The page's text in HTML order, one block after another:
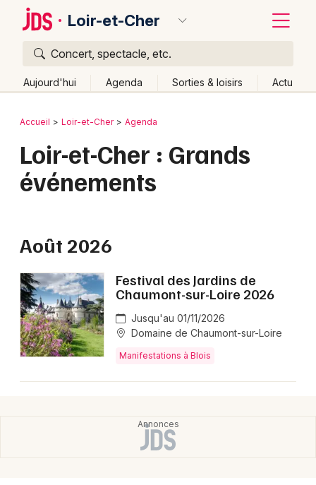
Loir-et-Cher
Concert, spectacle, etc.
Aujourd'hui Agenda Sorties & loisirs Actu
Publier un événement
Activité & Expérience
Manifestations
Foires & salons
Spectacles
Concerts
Bordeaux
Colmar
Lyon
Mulhouse
Montpellier
Nantes
Nice
Retour
Accueil Loir-et-Cher Agenda
Loir-et-Cher : Grands
événements
Août 2026
Festival des Jardins de
Chaumont-sur-Loire 2026
Jusqu'au 01/11/2026
Domaine de Chaumont-sur-Loire
Manifestations à Blois
Quoi ?
Où ?
Changer de lieu
Quand ?